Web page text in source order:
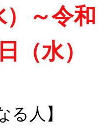
～令和
（水）
る人】